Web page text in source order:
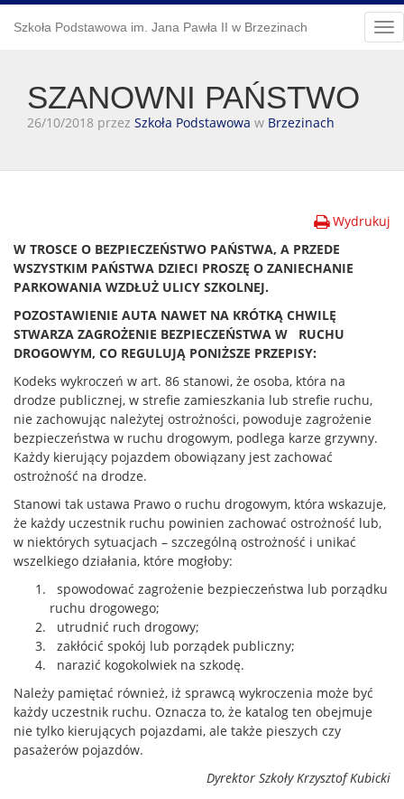
Szkoła Podstawowa im. Jana Pawła II w Brzezinach
SZANOWNI PAŃSTWO
26/10/2018 przez Szkoła Podstawowa w Brzezinach
Wydrukuj
W TROSCE O BEZPIECZEŃSTWO PAŃSTWA, A PRZEDE
WSZYSTKIM PAŃSTWA DZIECI PROSZĘ O ZANIECHANIE
PARKOWANIA WZDŁUŻ ULICY SZKOLNEJ.
POZOSTAWIENIE AUTA NAWET NA KRÓTKĄ CHWILĘ
STWARZA ZAGROŻENIE BEZPIECZEŃSTWA W RUCHU
DROGOWYM, CO REGULUJĄ PONIŻSZE PRZEPISY:
Kodeks wykroczeń w art. 86 stanowi, że osoba, która na
drodze publicznej, w strefie zamieszkania lub strefie ruchu,
nie zachowując należytej ostrożności, powoduje zagrożenie
bezpieczeństwa w ruchu drogowym, podlega karze grzywny.
Każdy kierujący pojazdem obowiązany jest zachować
ostrożność na drodze.
Stanowi tak ustawa Prawo o ruchu drogowym, która wskazuje,
że każdy uczestnik ruchu powinien zachować ostrożność lub,
w niektórych sytuacjach – szczególną ostrożność i unikać
wszelkiego działania, które mogłoby:
spowodować zagrożenie bezpieczeństwa lub porządku
ruchu drogowego;
utrudnić ruch drogowy;
zakłócić spokój lub porządek publiczny;
narazić kogokolwiek na szkodę.
Należy pamiętać również, iż sprawcą wykroczenia może być
każdy uczestnik ruchu. Oznacza to, że katalog ten obejmuje
nie tylko kierujących pojazdami, ale także pieszych czy
pasażerów pojazdów.
Dyrektor Szkoły Krzysztof Kubicki